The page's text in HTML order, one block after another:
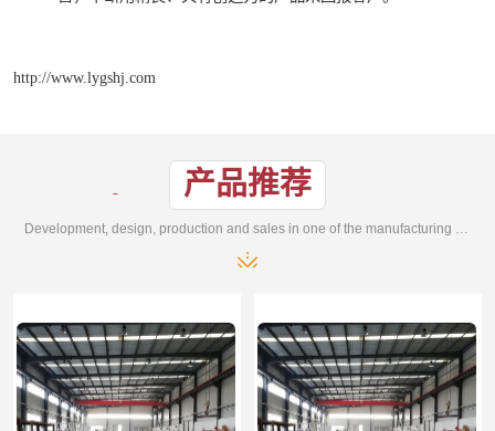
http://www.lygshj.com
产品推荐
Development, design, production and sales in one of the manufacturing enterprises